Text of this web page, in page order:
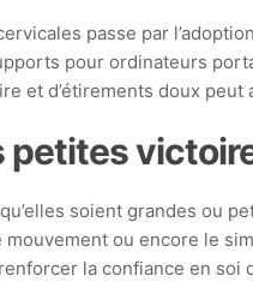
passe par
pour ordinateurs
et d’étirements doux
petites
soient grandes ou
ou encore le
la confiance en soi